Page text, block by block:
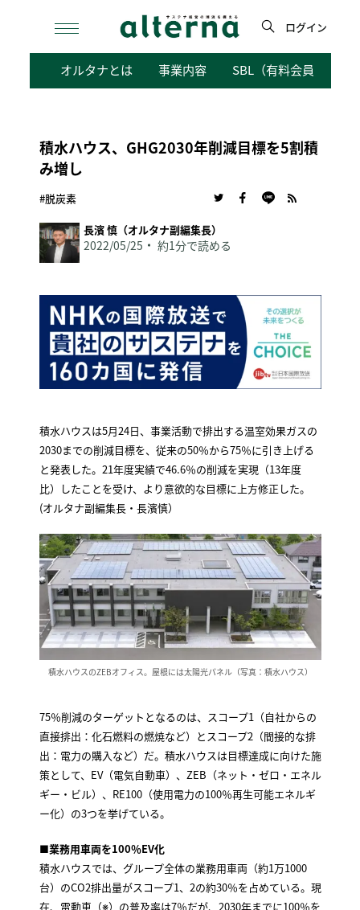
検
ログイン
オルタナとは 事業内容 SBL（有料会員向けサ
積水ハウス、GHG2030年削減目標を5割積
み増し
#脱炭素
長濱 慎（オルタナ副編集長）
2022/05/25 約1分で読める
積水ハウスは5月24日、事業活動で排出する温室効果ガスの
2030までの削減目標を、従来の50％から75％に引き上げる
と発表した。21年度実績で46.6％の削減を実現（13年度
比）したことを受け、より意欲的な目標に上方修正した。
(オルタナ副編集長・長濱慎）
積水ハウスのZEBオフィス。屋根には太陽光パネル（写真：積水ハウス）
75％削減のターゲットとなるのは、スコープ1（自社からの
直接排出：化石燃料の燃焼など）とスコープ2（間接的な排
出：電力の購入など）だ。積水ハウスは目標達成に向けた施
策として、EV（電気自動車）、ZEB（ネット・ゼロ・エネル
ギー・ビル）、RE100（使用電力の100％再生可能エネルギ
ー化）の3つを挙げている。
■業務用車両を100％EV化
積水ハウスでは、グループ全体の業務用車両（約1万1000
台）のCO2排出量がスコープ1、2の約30％を占めている。現
在、電動車（※）の普及率は7％だが、2030年までに100％を